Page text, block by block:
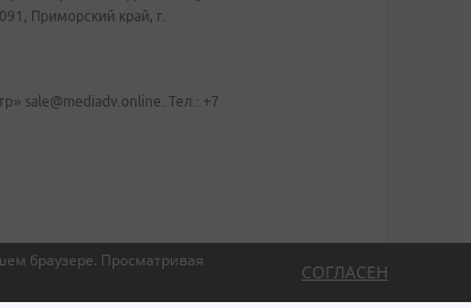
браузере. Просматривая
СОГЛАСЕН
Приморский край, г.
sale@mediadv.online. Тел.: +7